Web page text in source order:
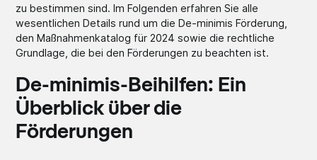
zu bestimmen sind. Im Folgenden erfahren Sie alle
wesentlichen Details rund um die De-minimis Förderung,
den Maßnahmenkatalog für 2024 sowie die rechtliche
Grundlage, die bei den Förderungen zu beachten ist.
De-minimis-Beihilfen: Ein
Überblick über die
Förderungen